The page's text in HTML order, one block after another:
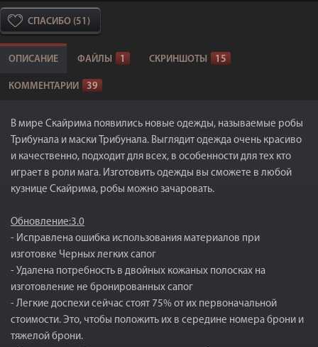
СПАСИБО (51)
ОПИСАНИЕ ФАЙЛЫ 1 СКРИНШОТЫ 15
КОММЕНТАРИИ 39
В мире Скайрима появились новые одежды, называемые робы
Трибунала и маски Трибунала. Выглядит одежда очень красиво
и качественно, подходит для всех, в особенности для тех кто
играет в роли мага. Изготовить одежды вы сможете в любой
кузнице Скайрима, робы можно зачаровать.
Обновление:3.0
- Исправлена ошибка использования материалов при
изготовке Черных легких сапог
- Удалена потребность в двойных кожаных полосках на
изготовление не бронированных сапог
- Легкие доспехи сейчас стоят 75% от их первоначальной
стоимости. Это, чтобы положить их в середине номера брони и
тяжелой брони.